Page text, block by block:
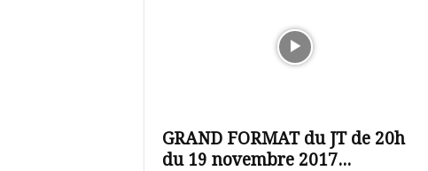
GRAND FORMAT du JT de 20h
du 19 novembre 2017...